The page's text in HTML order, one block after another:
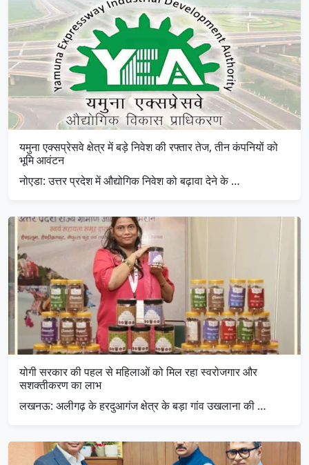
यमुना एक्सप्रेसवे क्षेत्र में बड़े निवेश की रफ्तार तेज, तीन कंपनियों को
भूमि आवंटन
नोएडा: उत्तर प्रदेश में औद्योगिक निवेश को बढ़ावा देने के …
योगी सरकार की पहल से महिलाओं को मिल रहा स्वरोजगार और
सशक्तीकरण का लाभ
लखनऊ: अलीगढ़ के हरदुआगंज क्षेत्र के बड़ा गांव उखलाना की …